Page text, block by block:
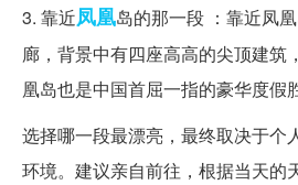
3. 靠近凤凰岛的那一段 ：靠近凤
廊，背景中有四座高高的尖顶建筑
凰岛也是中国首屈一指的豪华度假
选择哪一段最漂亮，最终取决于个
环境。建议亲自前往，根据当天的